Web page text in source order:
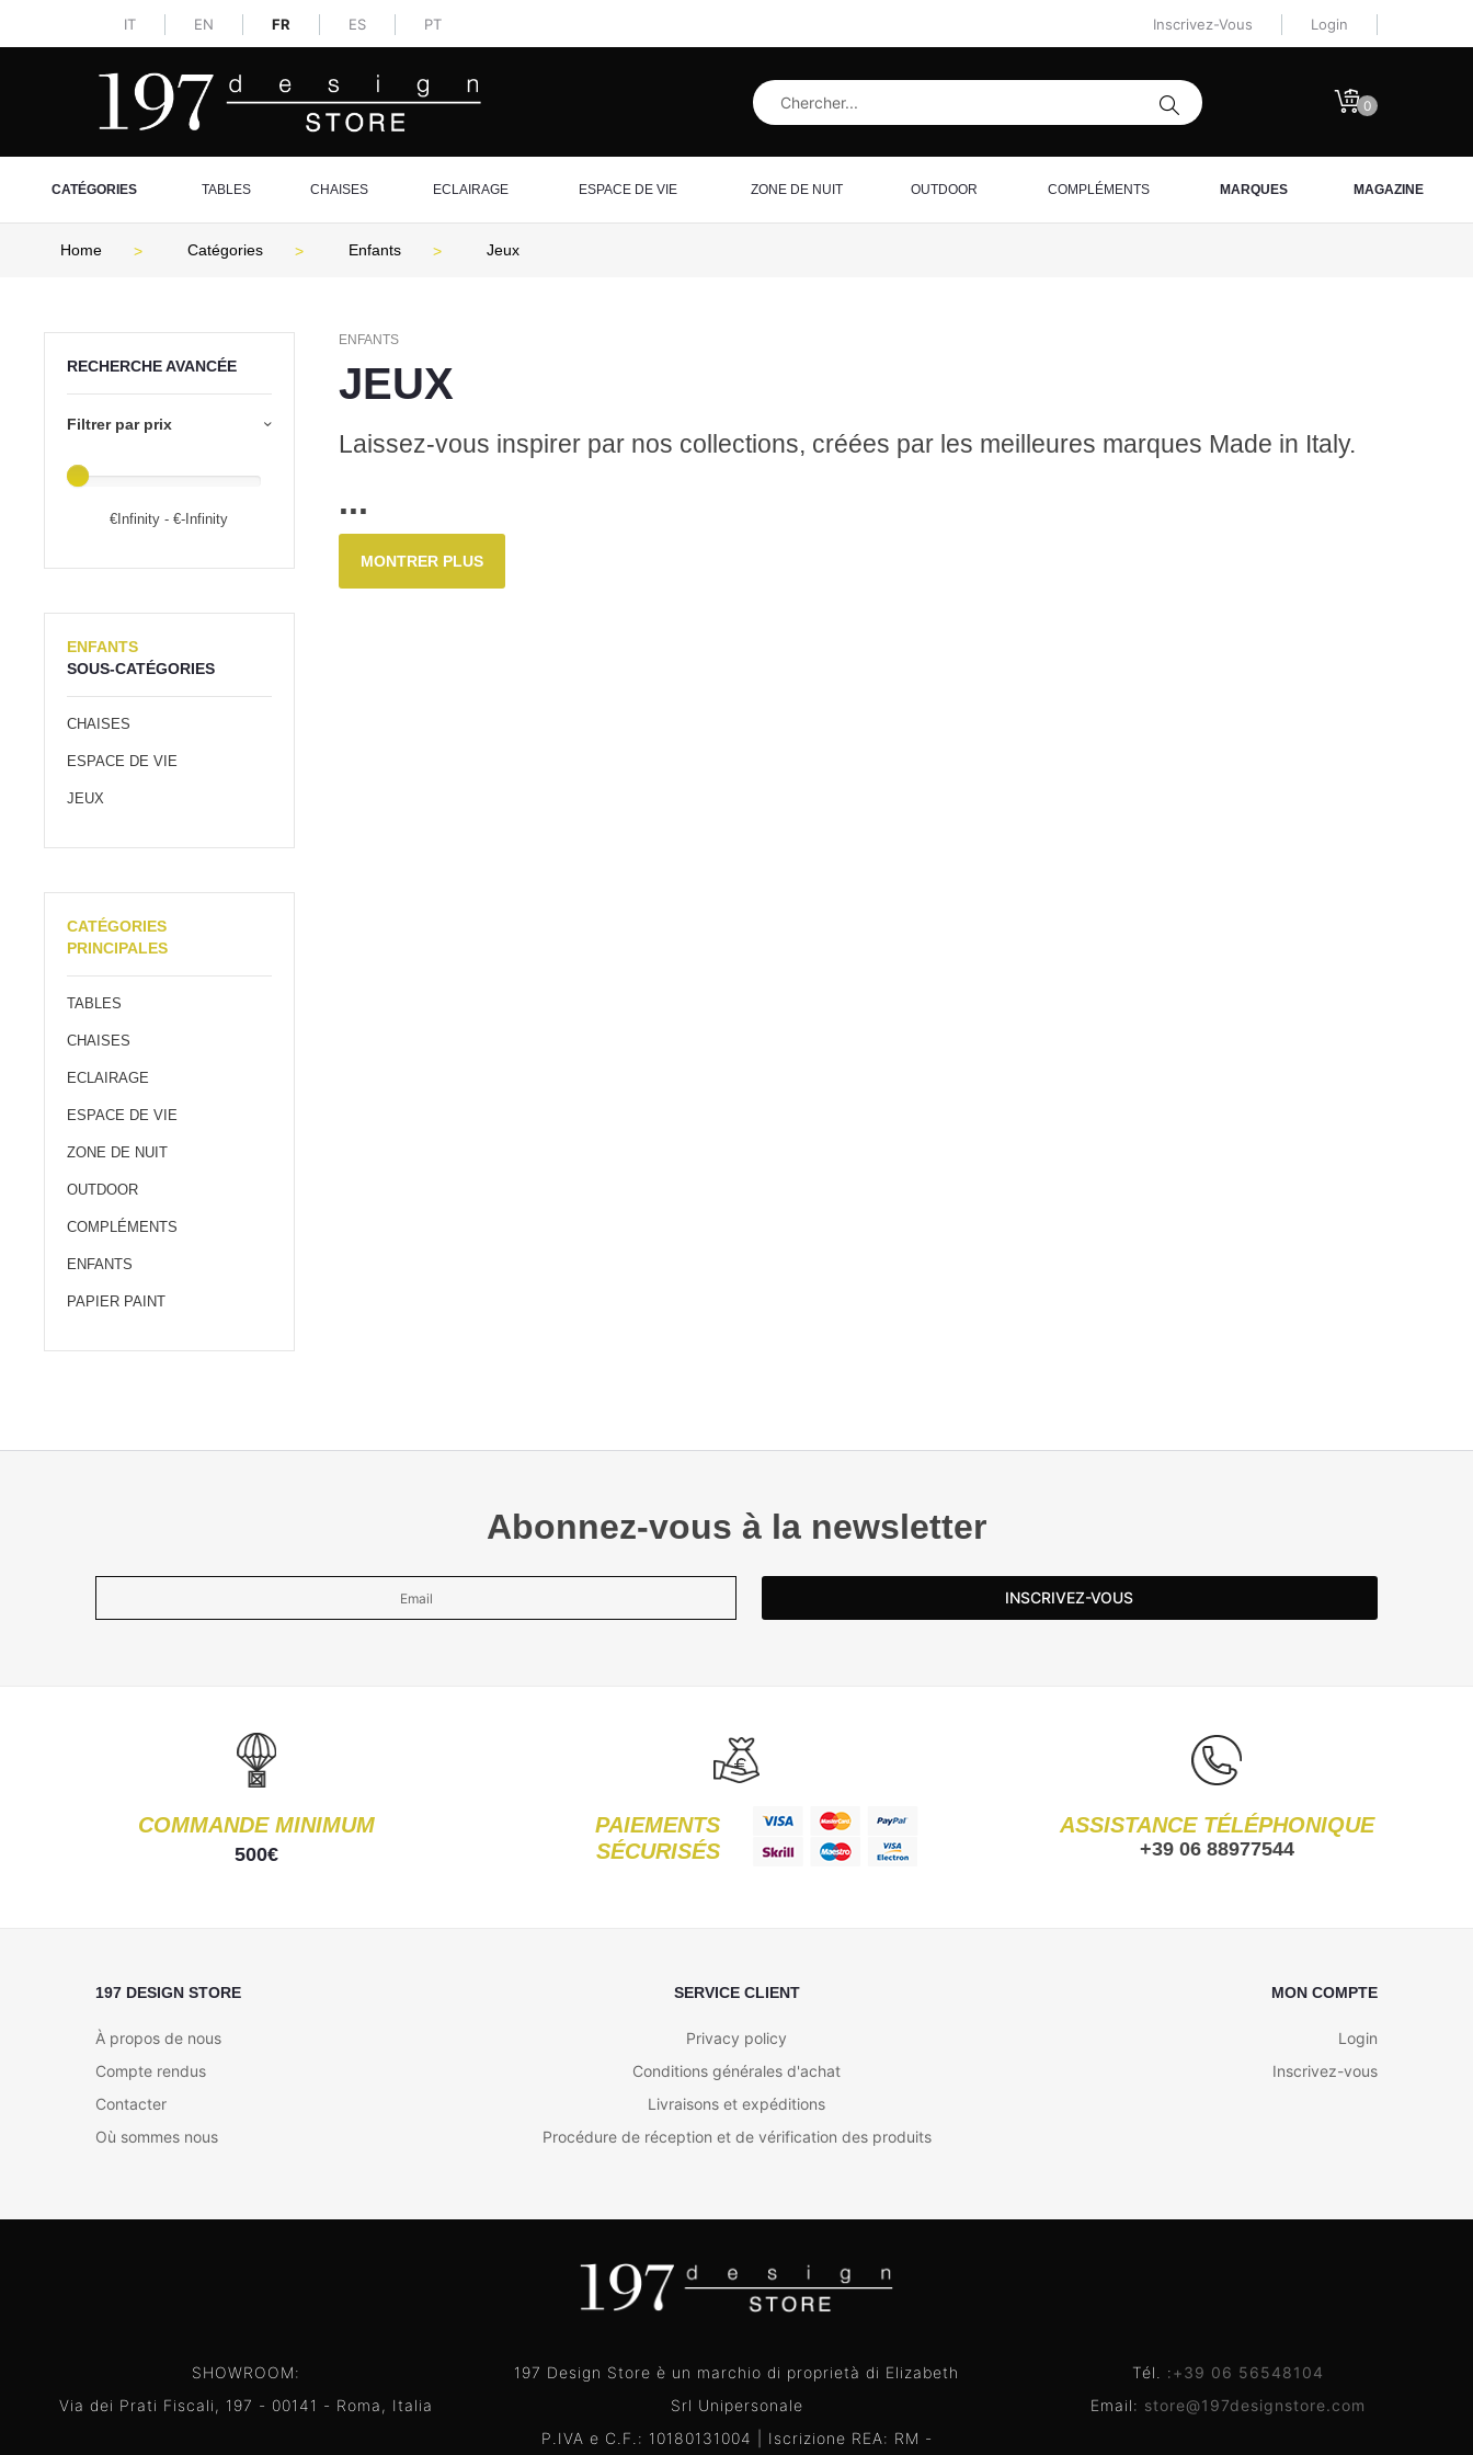
IT EN FR ES PT Inscrivez-Vous Login
0
CATÉGORIES TABLES CHAISES ECLAIRAGE ESPACE DE VIE ZONE DE NUIT OUTDOOR COMPLÉMENTS MARQUES MAGAZINE
Home Catégories Enfants Jeux
ENFANTS
JEUX
Laissez-vous inspirer par nos collections, créées par les meilleures marques Made in Italy.
...
MONTRER PLUS
RECHERCHE AVANCÉE
Filtrer par prix
€Infinity - €-Infinity
ENFANTS
SOUS-CATÉGORIES
CHAISES
ESPACE DE VIE
JEUX
CATÉGORIES
PRINCIPALES
TABLES
CHAISES
ECLAIRAGE
ESPACE DE VIE
ZONE DE NUIT
OUTDOOR
COMPLÉMENTS
ENFANTS
PAPIER PAINT
Abonnez-vous à la newsletter
INSCRIVEZ-VOUS
COMMANDE MINIMUM
500€
PAIEMENTS
SÉCURISÉS
ASSISTANCE TÉLÉPHONIQUE
+39 06 88977544
197 DESIGN STORE
À propos de nous
Compte rendus
Contacter
Où sommes nous
SERVICE CLIENT
Privacy policy
Conditions générales d'achat
Livraisons et expéditions
Procédure de réception et de vérification des produits
MON COMPTE
Login
Inscrivez-vous
SHOWROOM:
Via dei Prati Fiscali, 197 - 00141 - Roma, Italia
197 Design Store è un marchio di proprietà di Elizabeth
Srl Unipersonale
P.IVA e C.F.: 10180131004 | Iscrizione REA: RM -
Tél. :+39 06 56548104
Email: store@197designstore.com